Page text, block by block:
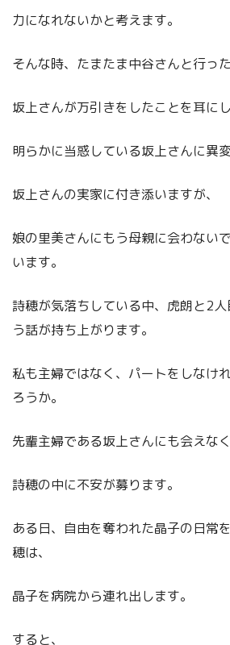
力になれないかと考えます。
そんな時、たまたま中谷さんと行っ
坂上さんが万引きをしたことを耳にし
明らかに当惑している坂上さんに異
坂上さんの実家に付き添いますが、
娘の里美さんにもう母親に会わない
います。
詩穂が気落ちしている中、虎朗と2
う話が持ち上がります。
私も主婦ではなく、パートをしなけ
ろうか。
先輩主婦である坂上さんにも会えなく
詩穂の中に不安が募ります。
ある日、自由を奪われた晶子の日常
穂は、
晶子を病院から連れ出します。
すると、